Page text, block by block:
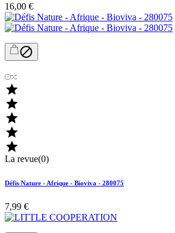
16,00 €






La revue(0)
Défis Nature - Afrique - Bioviva - 280075
7,99 €